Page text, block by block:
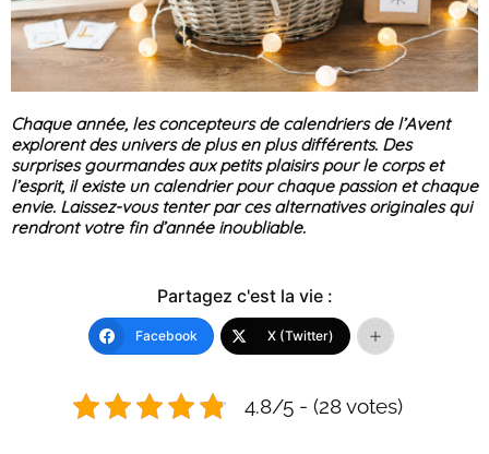
Chaque année, les concepteurs de calendriers de l’Avent
explorent des univers de plus en plus différents. Des
surprises gourmandes aux petits plaisirs pour le corps et
l’esprit, il existe un calendrier pour chaque passion et chaque
envie. Laissez-vous tenter par ces alternatives originales qui
rendront votre fin d’année inoubliable.
Partagez c'est la vie :
Facebook X (Twitter)
4.8/5 - (28 votes)